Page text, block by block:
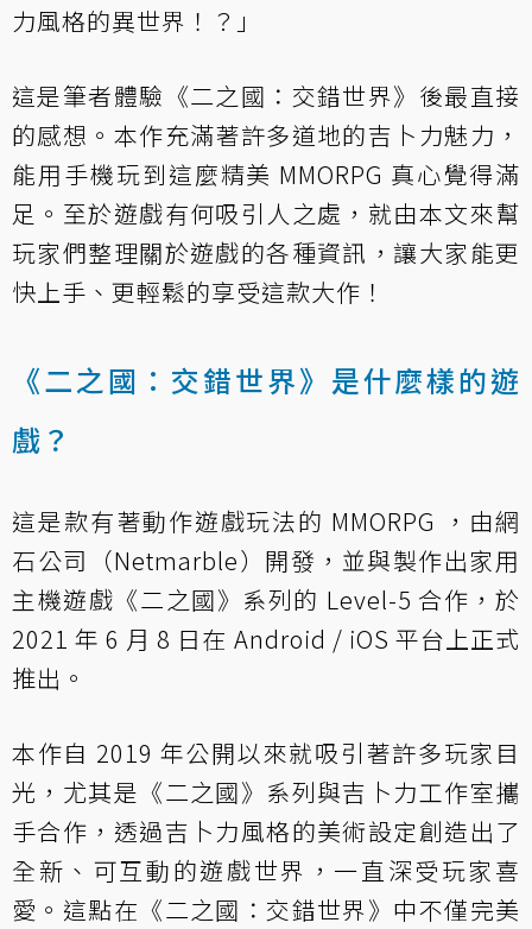
力風格的異世界！？」
這是筆者體驗《二之國：交錯世界》後最直接
的感想。本作充滿著許多道地的吉卜力魅力，
能用手機玩到這麼精美 MMORPG 真心覺得滿
足。至於遊戲有何吸引人之處，就由本文來幫
玩家們整理關於遊戲的各種資訊，讓大家能更
快上手、更輕鬆的享受這款大作！
《二之國：交錯世界》是什麼樣的遊
戲？
這是款有著動作遊戲玩法的 MMORPG ，由網
石公司（Netmarble）開發，並與製作出家用
主機遊戲《二之國》系列的 Level-5 合作，於
2021 年 6 月 8 日在 Android / iOS 平台上正式
推出。
本作自 2019 年公開以來就吸引著許多玩家目
光，尤其是《二之國》系列與吉卜力工作室攜
手合作，透過吉卜力風格的美術設定創造出了
全新、可互動的遊戲世界，一直深受玩家喜
愛。這點在《二之國：交錯世界》中不僅完美